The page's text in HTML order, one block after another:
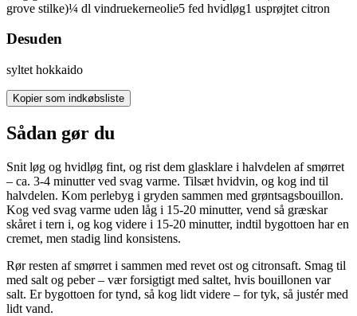
grove stilke)¼ dl vindruekerneolie5 fed hvidløg1 usprøjtet citron
Desuden
syltet hokkaido
Kopier som indkøbsliste
Sådan gør du
Snit løg og hvidløg fint, og rist dem glasklare i halvdelen af smørret
– ca. 3-4 minutter ved svag varme. Tilsæt hvidvin, og kog ind til
halvdelen. Kom perlebyg i gryden sammen med grøntsagsbouillon.
Kog ved svag varme uden låg i 15-20 minutter, vend så græskar
skåret i tern i, og kog videre i 15-20 minutter, indtil bygottoen har en
cremet, men stadig lind konsistens.
Rør resten af smørret i sammen med revet ost og citronsaft. Smag til
med salt og peber – vær forsigtigt med saltet, hvis bouillonen var
salt. Er bygottoen for tynd, så kog lidt videre – for tyk, så justér med
lidt vand.